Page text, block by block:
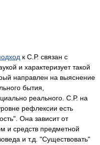
к С.Р. связан с
и характеризует такой
направлен на выяснение
бытия,
реального. С.Р. на
рефлексии есть
Она зависит от
и средств предметной
и т.д. "Существовать"